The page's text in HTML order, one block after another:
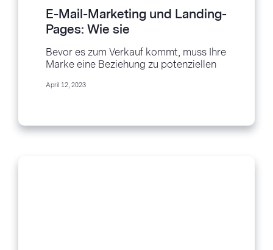
E-Mail-Marketing und Landing-
Pages: Wie sie
zusammenarbeiten
Bevor es zum Verkauf kommt, muss Ihre
Marke eine Beziehung zu potenziellen
und Landing-Pages sind eine
April 12, 2023